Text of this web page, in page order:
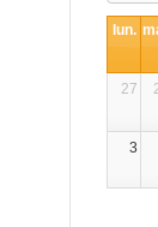
lun.
27
3